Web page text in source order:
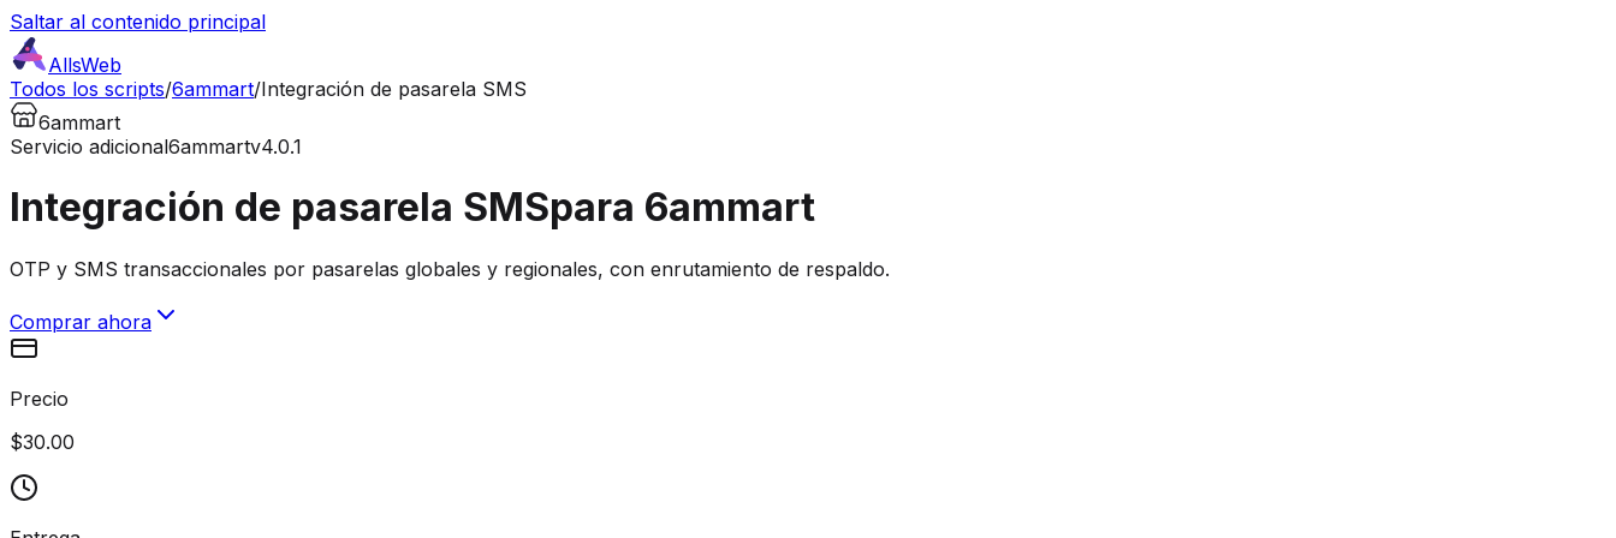
Saltar al contenido principal
AllsWeb
Todos los scripts/6ammart/Integración de pasarela SMS
6ammart
Servicio adicional6ammartv4.0.1
Integración de pasarela SMSpara 6ammart
OTP y SMS transaccionales por pasarelas globales y regionales, con enrutamiento de respaldo.
Comprar ahora
Precio
$30.00